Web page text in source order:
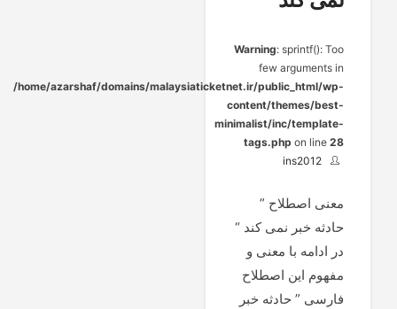
Warning: sprintf(): Too
few arguments in
/home/azarshaf/domains/malaysiaticketnet.ir/public_html/wp-
content/themes/best-
minimalist/inc/template-
tags.php on line 28
ins2012
معنی اصطلاح ”
حادثه خبر نمی کند “
در ادامه با معنی و
مفهوم این اصطلاح
فارسی ” حادثه خبر